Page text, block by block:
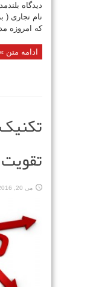
دیدگاه
نام تجاری (
که امروزه
ادامه متن »
می 20, 2016